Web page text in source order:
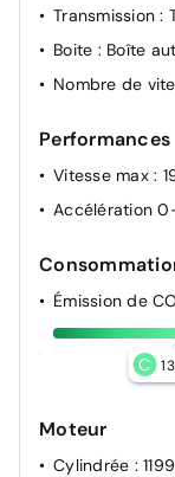
Transmission:
Boite : Boîte
Nombre de
Performances
Vitesse max :
Accélération
Émission de
C
Moteur
Cylindrée :